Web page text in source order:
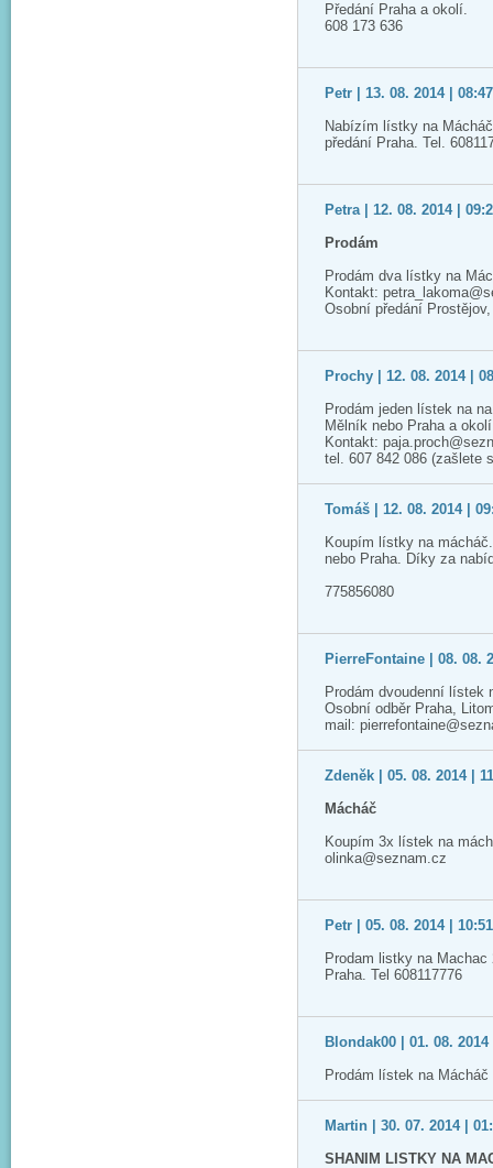
Předání Praha a okolí.
608 173 636
Petr | 13. 08. 2014 |
Nabízím lístky na
předání Praha. Tel.
Petra | 12. 08. 2014 |
Prodám
Prodám dva lístky na
Kontakt:
Osobní předání
Prochy | 12. 08. 2014 |
Prodám jeden lístek na
Mělník nebo Praha a
Kontakt:
tel. 607 842 086 (zašlete
Tomáš | 12. 08. 2014 |
Koupím lístky na
nebo Praha. Díky za
775856080
PierreFontaine | 08. 08.
Prodám dvoudenní lístek
Osobní odběr Praha,
mail:
Zdeněk | 05. 08. 2014 |
Mácháč
Koupím 3x lístek na
olinka@seznam.cz
Petr | 05. 08. 2014 |
Prodam listky na
Praha. Tel 608117776
Blondak00 | 01. 08. 2014
Prodám lístek na
Martin | 30. 07. 2014 |
SHANIM LISTKY NA